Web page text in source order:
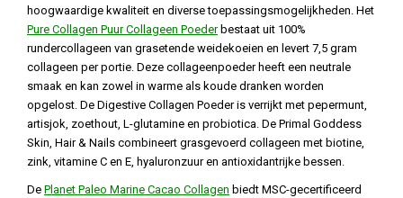
hoogwaardige kwaliteit en diverse toepassingsmogelijkheden. Het
Pure Collagen Puur Collageen Poederbestaat uit 100%
rundercollageen van grasetende weidekoeien en levert 7,5 gram
collageen per portie. Deze collageenpoeder heeft een neutrale
smaak en kan zowel in warme als koude dranken worden
opgelost. De Digestive Collagen Poeder is verrijkt met pepermunt,
artisjok, zoethout, L-glutamine en probiotica. De Primal Goddess
Skin, Hair & Nails combineert grasgevoerd collageen met biotine,
zink, vitamine C en E, hyaluronzuur en antioxidantrijke bessen.
De Planet Paleo Marine Cacao Collagen biedt MSC-gecertificeerd